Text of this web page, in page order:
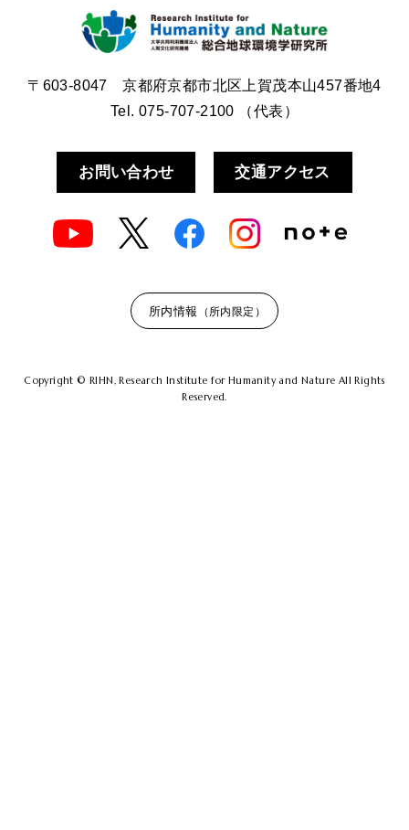
〒603-8047 京都府京都市北区上賀茂本山457番地4
Tel.075-707-2100 （代表）
お問い合わせ 交通アクセス
所内情報 （所内限定）
Copyright © RIHN, Research Institute for Humanity and Nature All Rights
Reserved.